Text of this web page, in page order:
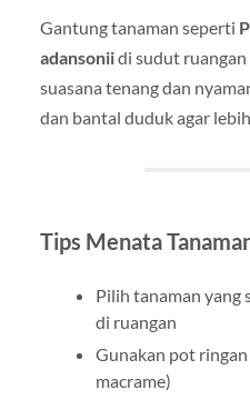
Gantung tanaman seperti
adansoniidi sudut
suasana tenang dan
dan bantal duduk agar lebih
Tips Menata
Pilih tanaman yang
di ruangan
Gunakan pot
macrame)